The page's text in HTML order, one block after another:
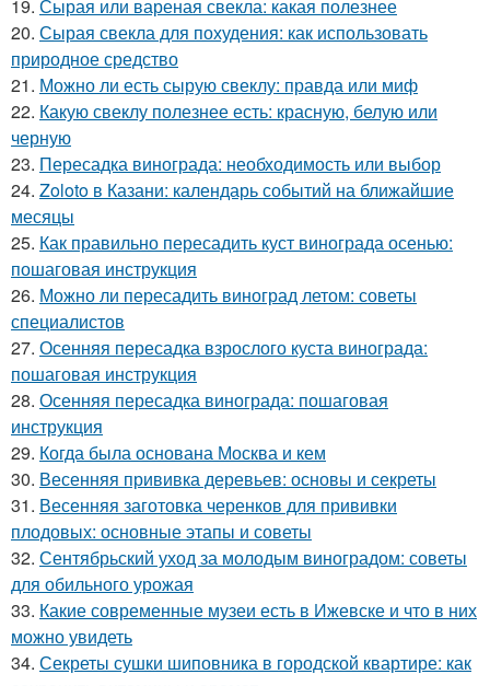
19. Сырая или вареная свекла: какая полезнее
20. Сырая свекла для похудения: как использовать
природное средство
21. Можно ли есть сырую свеклу: правда или миф
22. Какую свеклу полезнее есть: красную, белую или
черную
23. Пересадка винограда: необходимость или выбор
24. Zoloto в Казани: календарь событий на ближайшие
месяцы
25. Как правильно пересадить куст винограда осенью:
пошаговая инструкция
26. Можно ли пересадить виноград летом: советы
специалистов
27. Осенняя пересадка взрослого куста винограда:
пошаговая инструкция
28. Осенняя пересадка винограда: пошаговая
инструкция
29. Когда была основана Москва и кем
30. Весенняя прививка деревьев: основы и секреты
31. Весенняя заготовка черенков для прививки
плодовых: основные этапы и советы
32. Сентябрьский уход за молодым виноградом: советы
для обильного урожая
33. Какие современные музеи есть в Ижевске и что в них
можно увидеть
34. Секреты сушки шиповника в городской квартире: как